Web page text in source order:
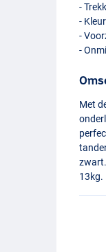
-
-
-
-
Met
13kg.